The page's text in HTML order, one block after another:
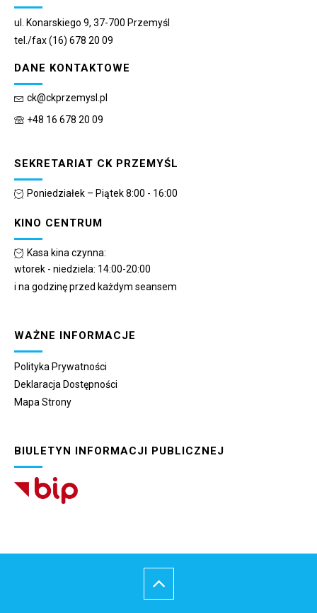
ul. Konarskiego 9, 37-700 Przemyśl
tel./fax (16) 678 20 09
DANE KONTAKTOWE
ck@ckprzemysl.pl
+48 16 678 20 09
SEKRETARIAT CK PRZEMYŚL
Poniedziałek – Piątek 8:00 - 16:00
KINO CENTRUM
Kasa kina czynna:
wtorek - niedziela: 14:00-20:00
i na godzinę przed każdym seansem
WAŻNE INFORMACJE
Polityka Prywatności
Deklaracja Dostępności
Mapa Strony
BIULETYN INFORMACJI PUBLICZNEJ